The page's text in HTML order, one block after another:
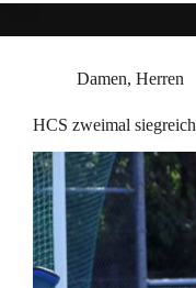
Damen, Herren
HCS zweimal siegreich